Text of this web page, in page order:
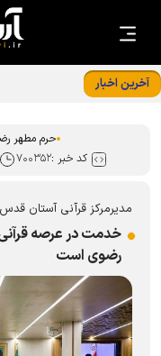
آخرین اخبار
حرم مطهر
کد خبر :۷۰۰۳۵۲
مدیرمرکز قرآنی آستان
خدمت در عرصه
رضوی است